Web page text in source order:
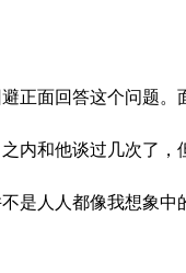
面回答这个问题
内和他谈过几次了
是人人都像我想象